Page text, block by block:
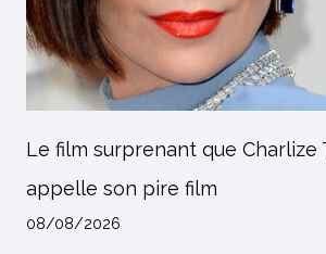
Le film surprenant que Charlize
appelle son pire film
08/08/2026